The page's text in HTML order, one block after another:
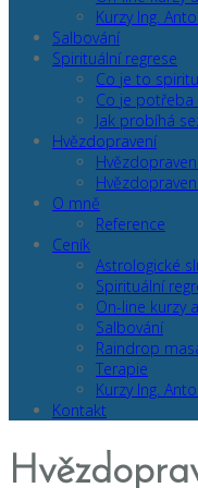
Kurzy Ing.
Salbování
Spirituální regrese
Co je to
Co je potřeba
Jak probíhá
Hvězdopravení
O mně
Reference
Ceník
Astrologické
Spirituální
On-line kurzy
Salbování
Raindrop
Terapie
Kurzy Ing.
Kontakt